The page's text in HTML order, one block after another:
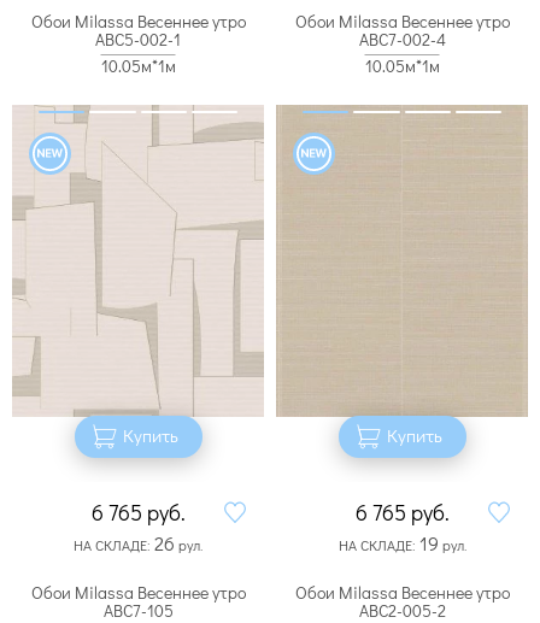
Обои Milassa Весеннее утро
ABC5-002-1
10.05м*1м
Купить
6 765 руб.
НА СКЛАДЕ: 26 рул.
Обои Milassa Весеннее утро
ABC7-002-4
10.05м*1м
Купить
6 765 руб.
НА СКЛАДЕ: 19 рул.
Обои Milassa Весеннее утро
ABC7-105
Обои Milassa Весеннее утро
ABC2-005-2